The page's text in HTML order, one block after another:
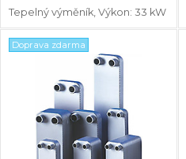
Tepelný výměník, Výkon: 33 kW
Doprava zdarma